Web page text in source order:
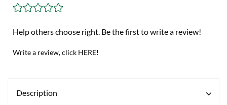
Help others choose right. Be the first to write a review!
Write a review, click HERE!
Description